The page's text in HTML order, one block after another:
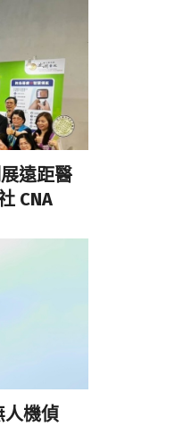
遠距醫
CNA
人機偵